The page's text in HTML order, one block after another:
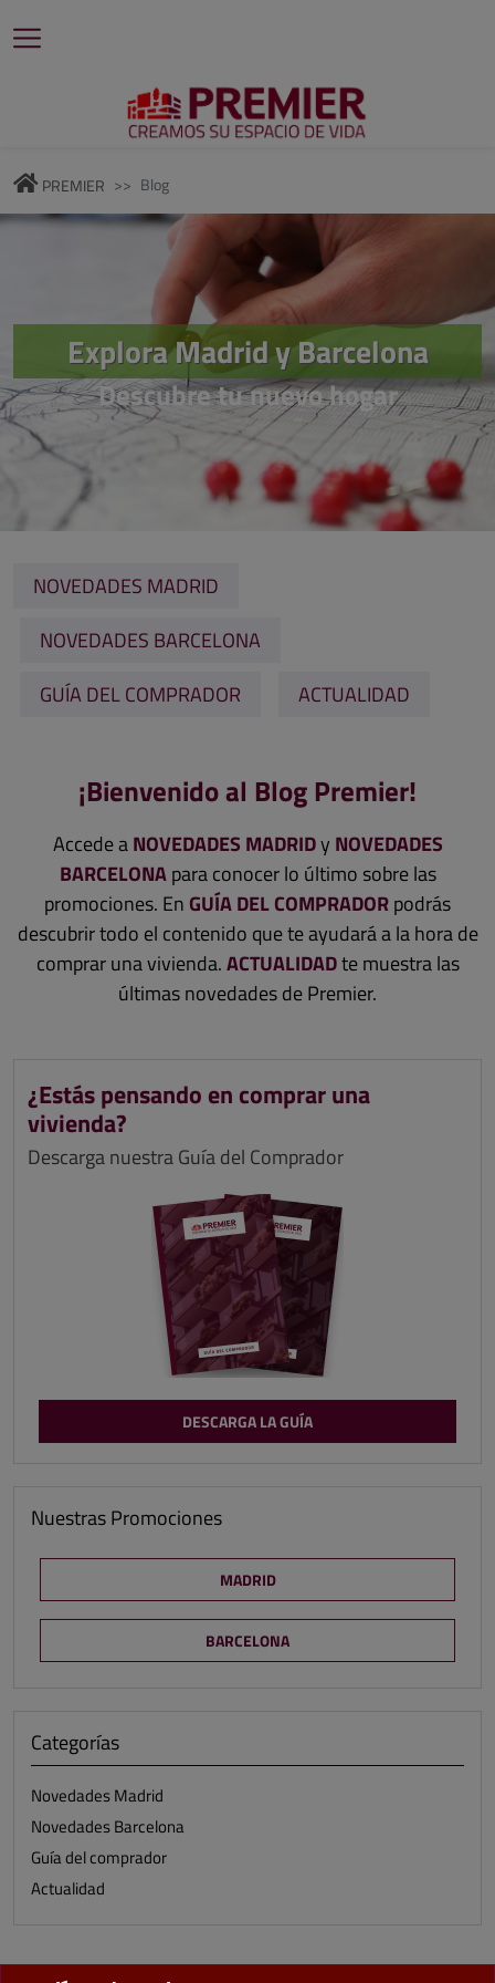
PREMIER Blog
Explora Madrid y Barcelona
Descubre tu nuevo hogar
NOVEDADES MADRID
NOVEDADES BARCELONA
GUÍA DEL COMPRADOR
ACTUALIDAD
¡Bienvenido al Blog Premier!
Accede aNOVEDADES MADRIDy NOVEDADES
BARCELONApara conocer lo último sobre las
promociones. En GUÍA DEL COMPRADORpodrás
descubrir todo el contenido que te ayudará a la hora de
comprar una vivienda.ACTUALIDADte muestra las
últimas novedades de Premier.
¿Estás pensando en comprar una
vivienda?
Descarga nuestra Guía del Comprador
DESCARGA LA GUÍA
Nuestras Promociones
MADRID
BARCELONA
Categorías
Novedades Madrid
Novedades Barcelona
Guía del comprador
Actualidad